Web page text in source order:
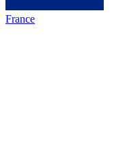
France